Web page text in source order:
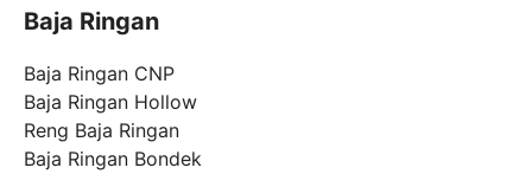
Baja Ringan
Baja Ringan CNP
Baja Ringan Hollow
Reng Baja Ringan
Baja Ringan Bondek